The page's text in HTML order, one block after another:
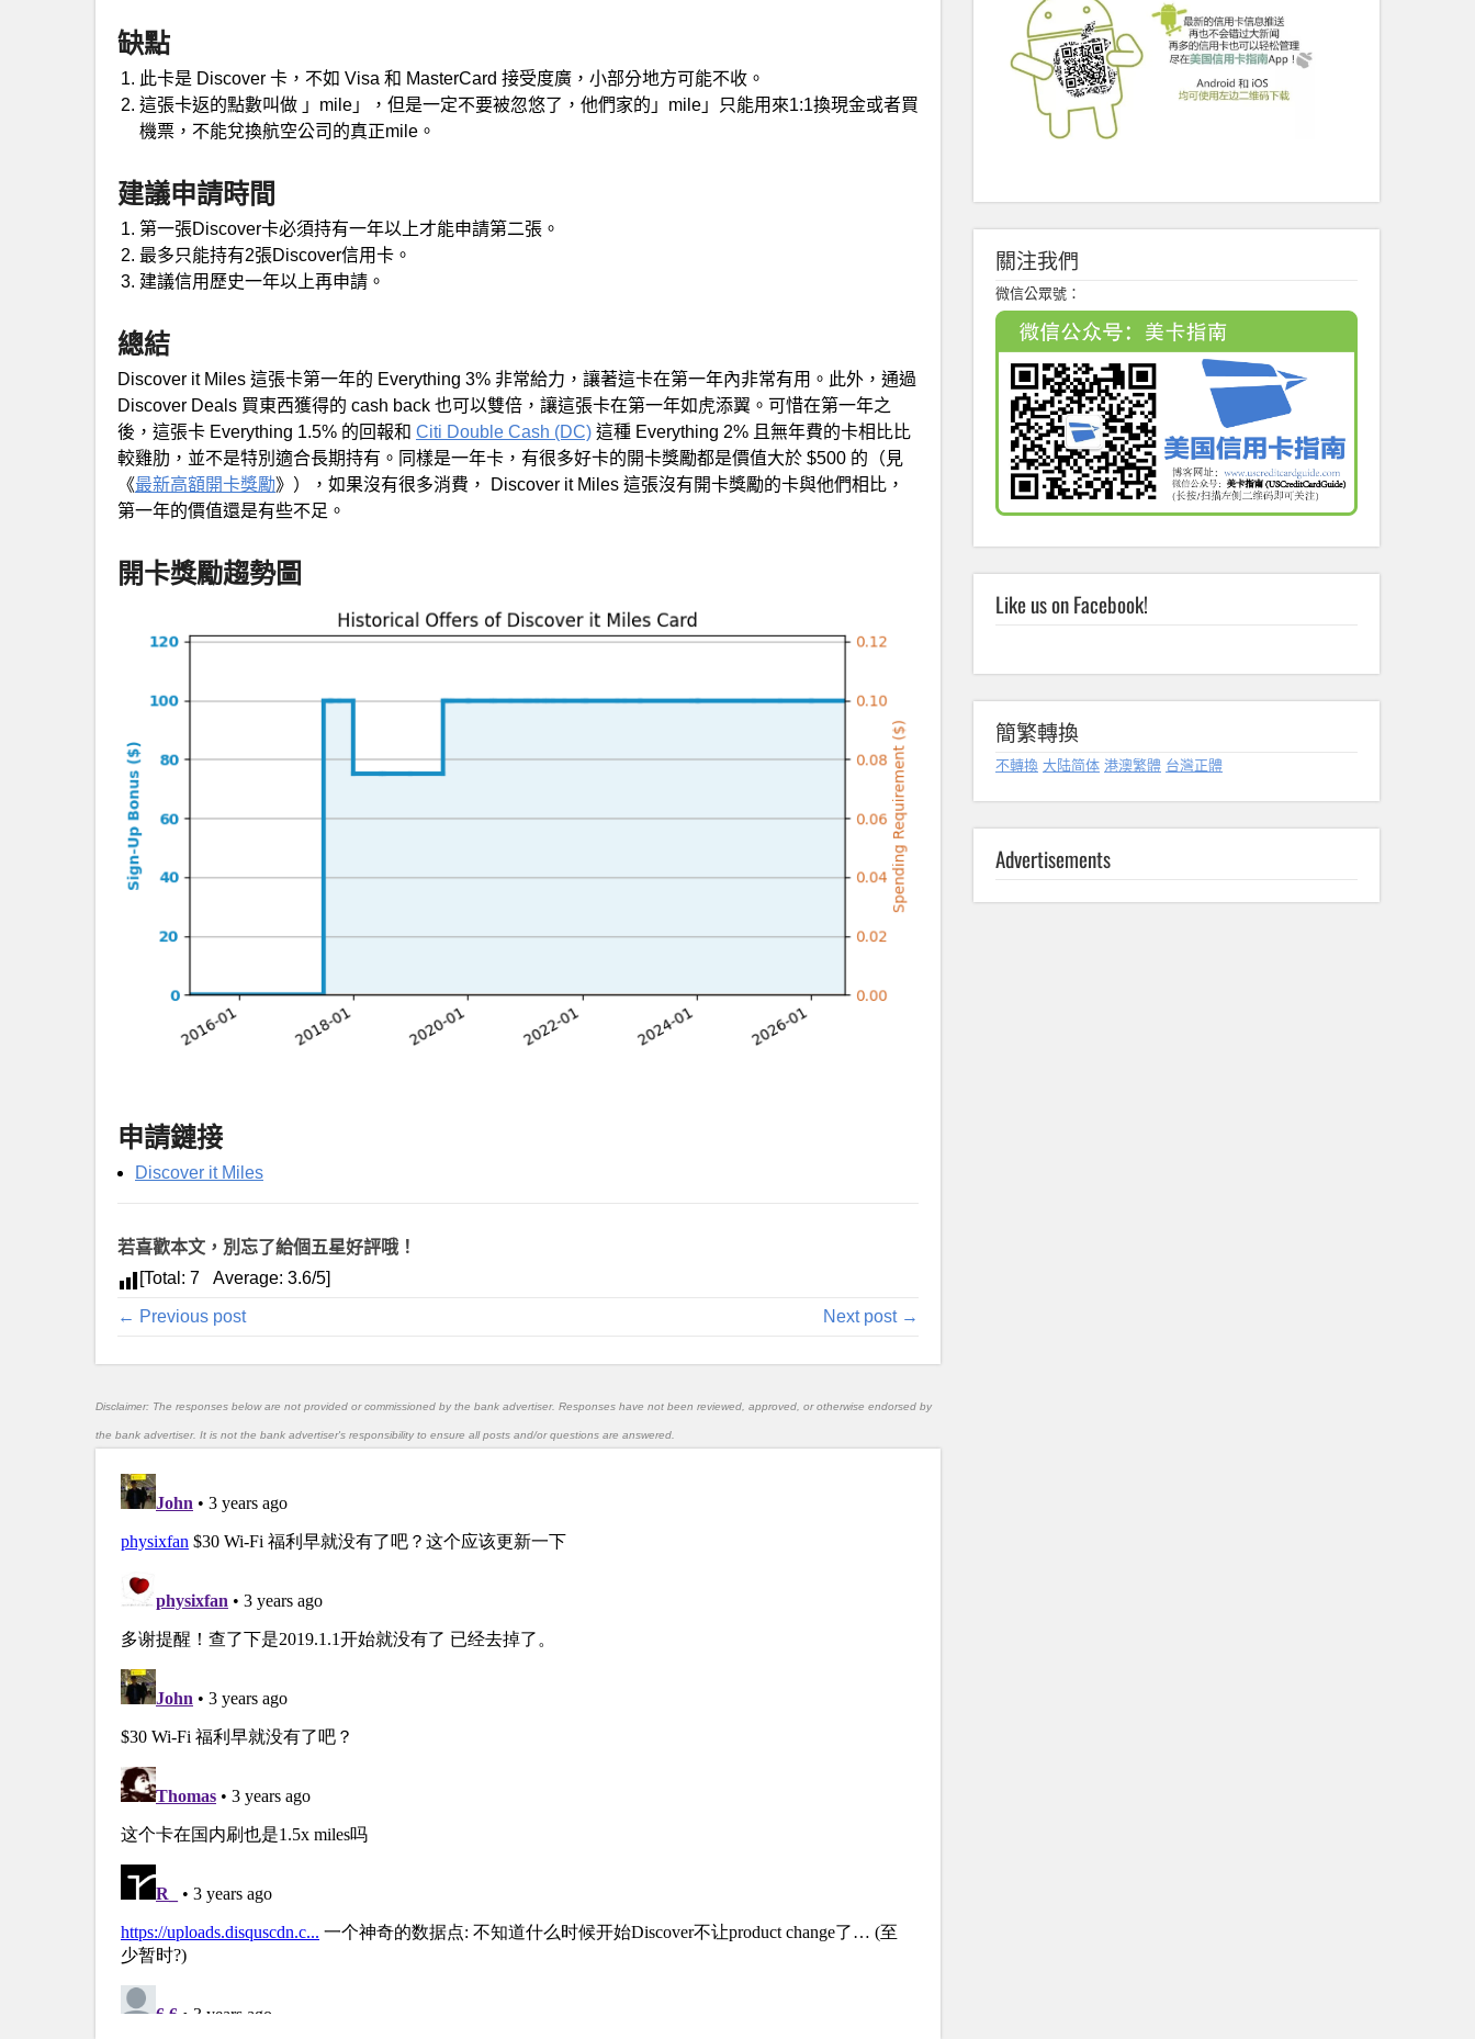
缺點
此卡是 Discover 卡，不如 Visa 和 MasterCard 接受度廣，小部分地方可能不收。
這張卡返的點數叫做 」mile」，但是一定不要被忽悠了，他們家的」mile」只能用來1:1換現金或者買
機票，不能兌換航空公司的真正mile。
建議申請時間
第一張Discover卡必須持有一年以上才能申請第二張。
最多只能持有2張Discover信用卡。
建議信用歷史一年以上再申請。
總結
Discover it Miles 這張卡第一年的 Everything 3% 非常給力，讓著這卡在第一年內非常有用。此外，通過
Discover Deals 買東西獲得的 cash back 也可以雙倍，讓這張卡在第一年如虎添翼。可惜在第一年之
後，這張卡 Everything 1.5% 的回報和 Citi Double Cash (DC) 這種 Everything 2% 且無年費的卡相比比
較雞肋，並不是特別適合長期持有。同樣是一年卡，有很多好卡的開卡獎勵都是價值大於 $500 的（見
《最新高額開卡獎勵》），如果沒有很多消費， Discover it Miles 這張沒有開卡獎勵的卡與他們相比，
第一年的價值還是有些不足。
開卡獎勵趨勢圖
申請鏈接
Discover it Miles
若喜歡本文，別忘了給個五星好評哦！
[Total: 7 Average: 3.6/5]
← Previous post Next post →
Disclaimer: The responses below are not provided or commissioned by the bank advertiser. Responses have not been reviewed, approved, or otherwise endorsed by
the bank advertiser. It is not the bank advertiser's responsibility to ensure all posts and/or questions are answered.
關注我們
微信公眾號：
Like us on Facebook!
簡繁轉換
不轉換 大陆简体 港澳繁體 台灣正體
Advertisements